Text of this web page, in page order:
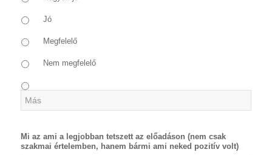
Jó
Megfelelő
Nem megfelelő
Mi az ami a legjobban tetszett az előadáson (nem csak
szakmai értelemben, hanem bármi ami neked pozitív volt)